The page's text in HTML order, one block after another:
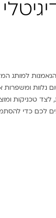
למותג
נלוות ומשפרות
לצד טכניקות